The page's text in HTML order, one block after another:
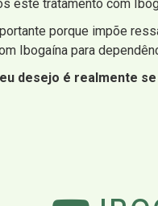
este tratamento com
porque impõe
Ibogaína para
desejo é realmente